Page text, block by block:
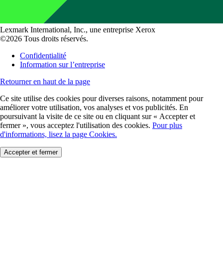
Lexmark International, Inc., une entreprise Xerox
©2026 Tous droits réservés.
Confidentialité
Information sur l’entreprise
Retourner en haut de la page
Ce site utilise des cookies pour diverses raisons, notamment pour
améliorer votre utilisation, vos analyses et vos publicités. En
poursuivant la visite de ce site ou en cliquant sur « Accepter et
fermer », vous acceptez l'utilisation des cookies. Pour plus
d'informations, lisez la page Cookies.
Accepter et fermer